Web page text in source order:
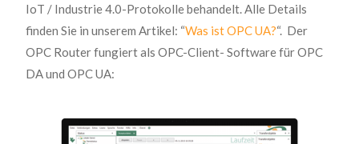
IoT / Industrie 4.0-Protokolle behandelt. Alle Details
finden Sie in unserem Artikel: “Was ist OPC UA?“. Der
OPC Router fungiert als OPC-Client- Software für OPC
DA und OPC UA: